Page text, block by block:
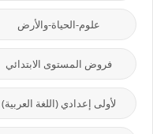
علوم-الحياة-والأرض
فروض المستوى الابتدائي
لأولى إعدادي (اللغة العربية)